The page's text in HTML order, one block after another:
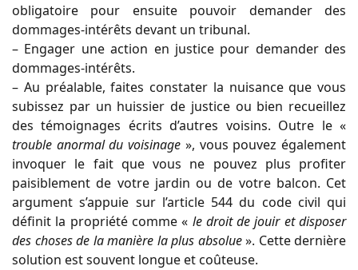
obligatoire pour ensuite pouvoir demander des
dommages-intérêts devant un tribunal.
– Engager une action en justice pour demander des
dommages-intérêts.
– Au préalable, faites constater la nuisance que vous
subissez par un huissier de justice ou bien recueillez
des témoignages écrits d’autres voisins. Outre le «
trouble anormal du voisinage », vous pouvez également
invoquer le fait que vous ne pouvez plus profiter
paisiblement de votre jardin ou de votre balcon. Cet
argument s’appuie sur l’article 544 du code civil qui
définit la propriété comme« le droit de jouir et disposer
des choses de la manière la plus absolue». Cette dernière
solution est souvent longue et coûteuse.